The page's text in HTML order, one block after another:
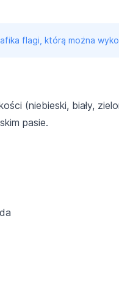
flagi, którą można
(niebieski, biały,
pasie.